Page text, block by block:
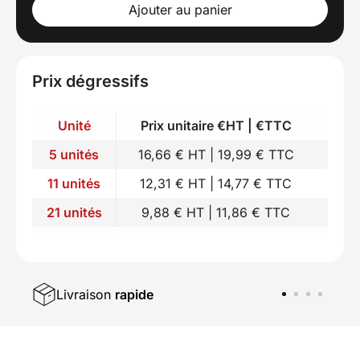
Ajouter au panier
Prix dégressifs
Unité
Prix unitaire €HT | €TTC
5 unités
16,66 € HT | 19,99 € TTC
11 unités
12,31 € HT | 14,77 € TTC
21 unités
9,88 € HT | 11,86 € TTC
Livraison rapide